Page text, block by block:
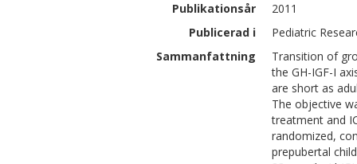
Publikationsår
2011
Publicerad i
Pediatric
Sammanfattning
Transition of
the GH-IGF-I
are short as
The objective
treatment and
randomized,
prepubertal